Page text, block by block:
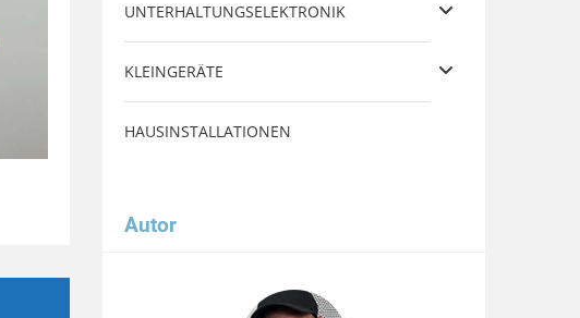
UNTERHALTUNGSELEKTRONIK
KLEINGERÄTE
HAUSINSTALLATIONEN
Autor